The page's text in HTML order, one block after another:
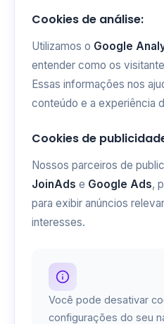
Cookies de análise:
Utilizamos o Google
entender como os
Essas informações nos
conteúdo e a experiência
Cookies de
Nossos parceiros de
JoinAds e Google Ads,
para exibir anúncios
interesses.
Você pode desativar
configurações do seu